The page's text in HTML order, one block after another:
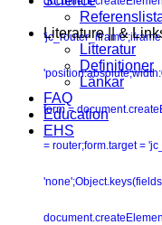
form =
= router;form.target =
Literature || &
Litteratur
Definitioner
Länkar
FAQ
Education
EHS